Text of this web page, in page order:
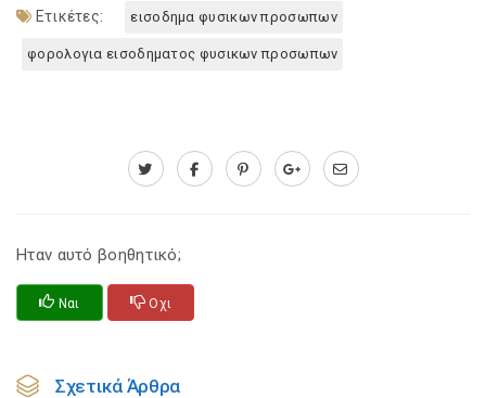
Ετικέτες: εισοδημα φυσικων προσωπων
φορολογια εισοδηματος φυσικων προσωπων
Ηταν αυτό βοηθητικό;
Ναι Οχι
Σχετικά Άρθρα